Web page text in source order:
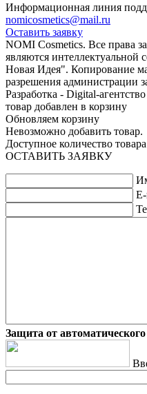
Информационная линия
nomicosmetics@mail.ru
Оставить заявку
NOMI Сosmetics. Все права
являются
Новая Идея". Копирование
разрешения администрации
Разработка - Digital-агентство
товар добавлен в корзину
Обновляем корзину
Невозможно добавить товар.
Доступное количество
ОСТАВИТЬ ЗАЯВКУ
Защита от